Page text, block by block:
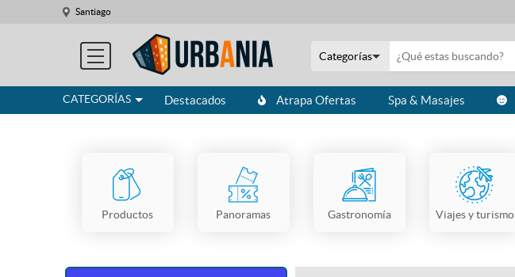
Santiago
CATEGORÍAS
Categorías
Destacados Atrapa Ofertas Spa & Masajes
Productos Panoramas Gastronomía Viajes y turismo